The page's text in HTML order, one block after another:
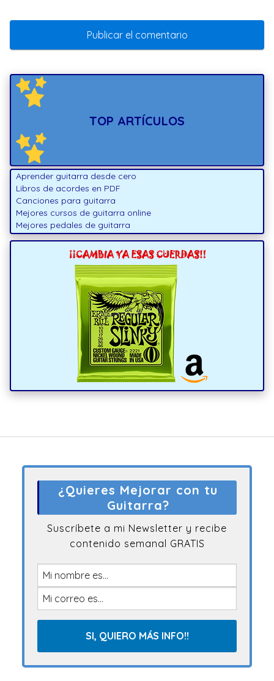
TOP ARTÍCULOS
Aprender guitarra desde cero
Libros de acordes en PDF
Canciones para guitarra
Mejores cursos de guitarra online
Mejores pedales de guitarra
¿Quieres Mejorar con tu
Guitarra?
Suscríbete a mi Newsletter y recibe
contenido semanal GRATIS